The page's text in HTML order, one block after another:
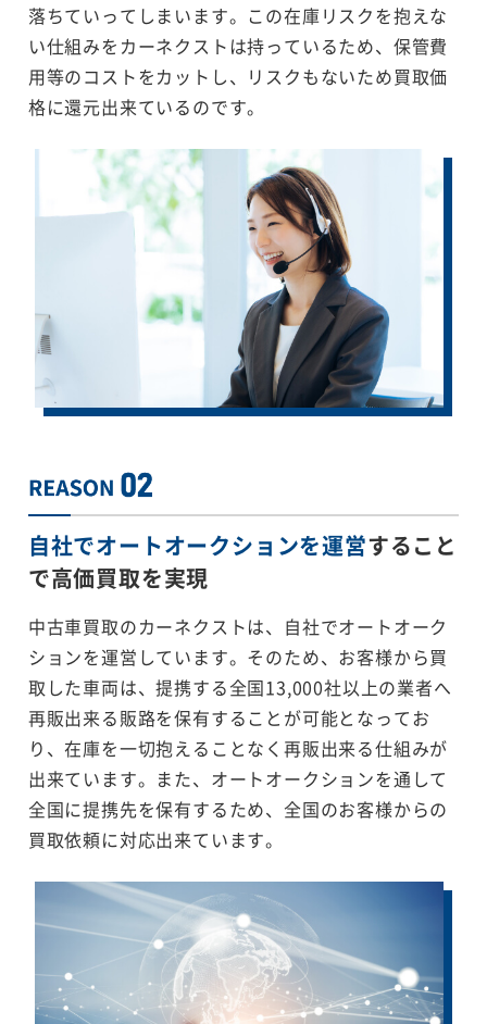
落ちていってしまいます。この在庫リスクを抱えな
い仕組みをカーネクストは持っているため、保管費
用等のコストをカットし、リスクもないため買取価
格に還元出来ているのです。
自社でオートオークションを運営すること
で高価買取を実現
中古車買取のカーネクストは、自社でオートオーク
ションを運営しています。そのため、お客様から買
取した車両は、提携する全国13,000社以上の業者へ
再販出来る販路を保有することが可能となってお
り、在庫を一切抱えることなく再販出来る仕組みが
出来ています。また、オートオークションを通して
全国に提携先を保有するため、全国のお客様からの
買取依頼に対応出来ています。